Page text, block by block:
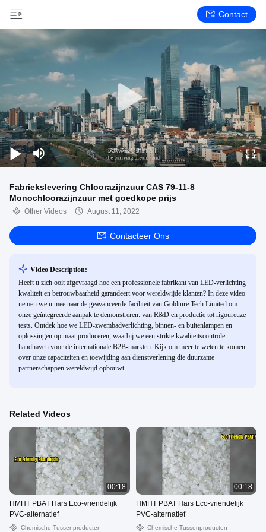
Contact
Fabriekslevering Chloorazijnzuur CAS 79-11-8
Monochloorazijnzuur met goedkope prijs
Other Videos August 11, 2022
Contacteer Ons
Video Description:
Heeft u zich ooit afgevraagd hoe een professionele fabrikant van LED-verlichting
kwaliteit en betrouwbaarheid garandeert voor wereldwijde klanten? In deze video
nemen we u mee naar de geavanceerde faciliteit van Goldture Tech Limited om
onze geïntegreerde aanpak te demonstreren: van R&D en productie tot rigoureuze
tests. Ontdek hoe we LED-zwembadverlichting, binnen- en buitenlampen en
oplossingen op maat produceren, waarbij we een strikte kwaliteitscontrole
handhaven voor de internationale B2B-markten. Kijk om meer te weten te komen
over onze capaciteiten en toewijding aan dienstverlening die duurzame
partnerschappen wereldwijd opbouwt.
Related Videos
00:18
HMHT PBAT Hars Eco-vriendelijk
PVC-alternatief
Chemische Tussenproducten
00:18
HMHT PBAT Hars Eco-vriendelijk
PVC-alternatief
Chemische Tussenproducten